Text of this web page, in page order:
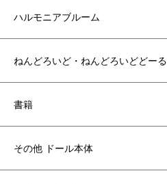
ハルモニアブルーム
ねんどろいど・ねんどろいどどーる
書籍
その他 ドール本体